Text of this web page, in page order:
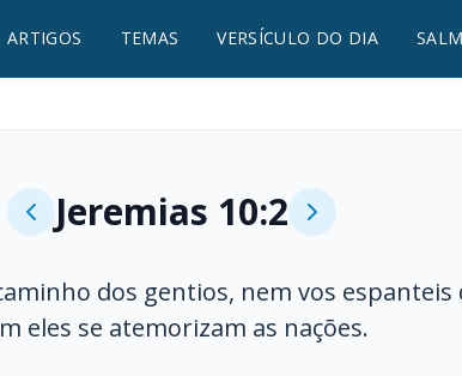
ARTIGOS TEMAS VERSÍCULO DO DIA
Jeremias 10:2
dos gentios, nem vos
eles se atemorizam as nações.